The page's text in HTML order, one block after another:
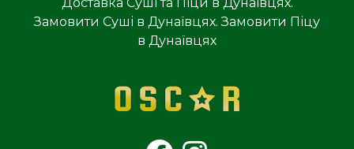
Замовити Суші в Дунаївцях. Замовити Піцу
в Дунаївцях